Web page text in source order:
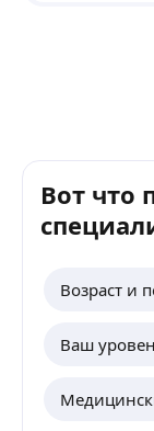
Вот что
Возраст и
Ваш